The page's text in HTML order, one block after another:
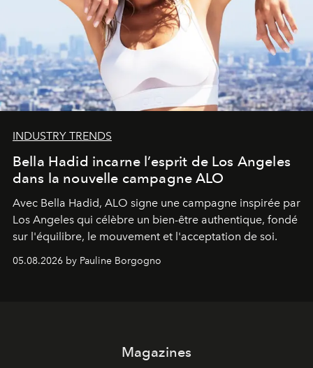
INDUSTRY TRENDS
Bella Hadid incarne l’esprit de Los Angeles
dans la nouvelle campagne ALO
Avec Bella Hadid, ALO signe une campagne inspirée par
Los Angeles qui célèbre un bien-être authentique, fondé
sur l'équilibre, le mouvement et l'acceptation de soi.
05.08.2026 by Pauline Borgogno
Magazines